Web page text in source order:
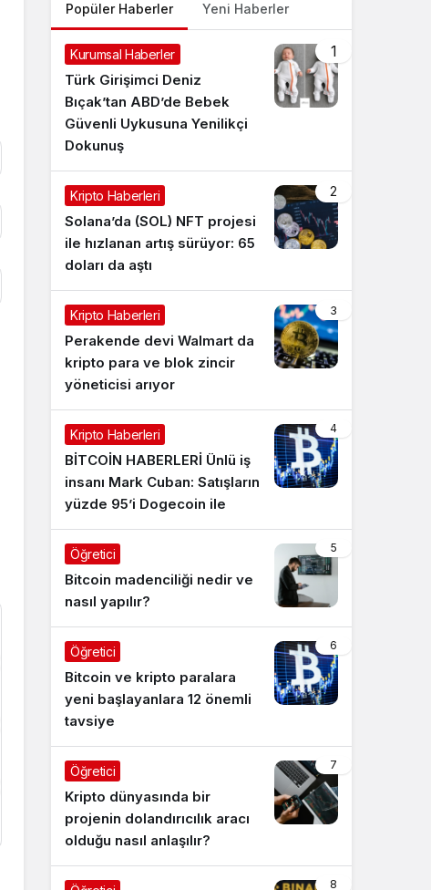
Popüler Haberler Yeni Haberler
1
Kurumsal Haberler
Türk Girişimci Deniz
Bıçak’tan ABD’de Bebek
Güvenli Uykusuna Yenilikçi
Dokunuş
2
Kripto Haberleri
Solana’da (SOL) NFT projesi
ile hızlanan artış sürüyor: 65
doları da aştı
3
Kripto Haberleri
Perakende devi Walmart da
kripto para ve blok zincir
yöneticisi arıyor
4
Kripto Haberleri
BİTCOİN HABERLERİ Ünlü iş
insanı Mark Cuban: Satışların
yüzde 95’i Dogecoin ile
5
Öğretici
Bitcoin madenciliği nedir ve
nasıl yapılır?
6
Öğretici
Bitcoin ve kripto paralara
yeni başlayanlara 12 önemli
tavsiye
7
Öğretici
Kripto dünyasında bir
projenin dolandırıcılık aracı
olduğu nasıl anlaşılır?
8